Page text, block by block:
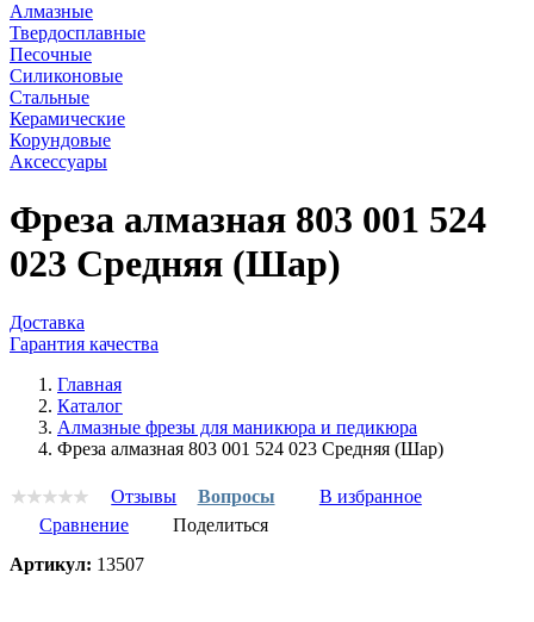
Алмазные
Твердосплавные
Песочные
Силиконовые
Стальные
Керамические
Корундовые
Аксессуары
Фреза алмазная 803 001 524
023 Средняя (Шар)
Доставка
Гарантия качества
Главная
Каталог
Алмазные фрезы для маникюра и педикюра
Фреза алмазная 803 001 524 023 Средняя (Шар)
Отзывы Вопросы
В избранное
Сравнение
Поделиться
Артикул: 13507